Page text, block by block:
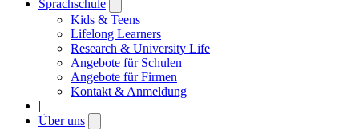
Sprachschule
submenu
Kids & Teens
Lifelong Learners
Research & University Life
Angebote für Schulen
Angebote für Firmen
Kontakt & Anmeldung
|
Über uns